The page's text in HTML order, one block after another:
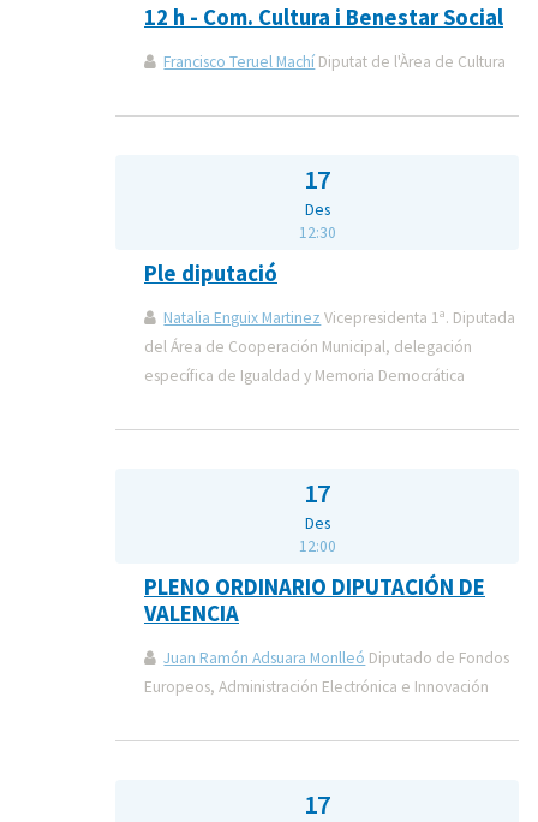
12 h - Com. Cultura i Benestar Social
Francisco Teruel Machí Diputat de l'Àrea de Cultura
17
Des
12:30
Ple diputació
Natalia Enguix Martinez Vicepresidenta 1ª. Diputada
del Área de Cooperación Municipal, delegación
específica de Igualdad y Memoria Democrática
17
Des
12:00
PLENO ORDINARIO DIPUTACIÓN DE
VALENCIA
Juan Ramón Adsuara Monlleó Diputado de Fondos
Europeos, Administración Electrónica e Innovación
17